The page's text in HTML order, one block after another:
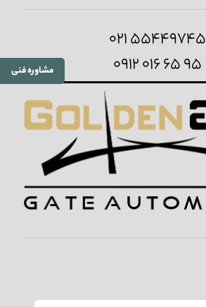
مشاوره فنی
021 55449745
0912 016 65 95